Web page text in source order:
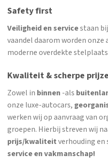
Safety first
Veiligheid en servicestaan
vaandel daarom worden
moderne overdekte
Kwaliteit & scherpe
Zowel in binnen -als
onze luxe-autocars,
werken wij op aanvraag van
groepen. Hierbij streven wij
prijs/kwaliteitverhouding
service en vakmanschap!